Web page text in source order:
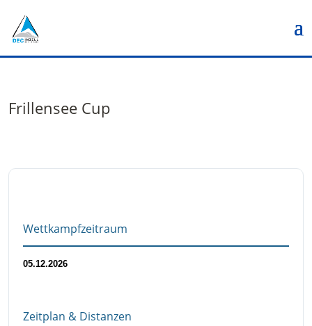
Frillensee Cup
Wettkampfzeitraum
05.12.2026
Zeitplan & Distanzen